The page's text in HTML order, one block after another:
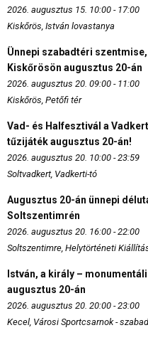
2026. augusztus 15. 10:00 - 17:00
Kiskőrös, István lovastanya
Ünnepi szabadtéri
Kiskőrösön augusztus 20-án
2026. augusztus 20. 09:00 - 11:00
Kiskőrös, Petőfi tér
Vad- és Halfesztivál a
tűzijáték augusztus 20-án!
2026. augusztus 20. 10:00 - 23:59
Soltvadkert, Vadkerti-tó
Augusztus 20-án ünnepi
Soltszentimrén
2026. augusztus 20. 16:00 - 22:00
Soltszentimre, Helytörténeti
István, a király –
augusztus 20-án
2026. augusztus 20. 20:00 - 23:00
Kecel, Városi Sportcsarnok -